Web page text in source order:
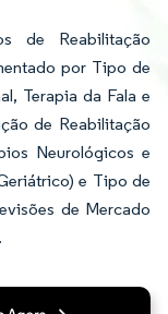
de Reabilitação
por Tipo de
Terapia da Fala e
de Reabilitação
Neurológicos e
e Tipo de
de Mercado